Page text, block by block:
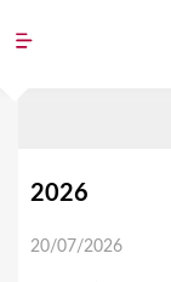
Y
2026
20/07/2026